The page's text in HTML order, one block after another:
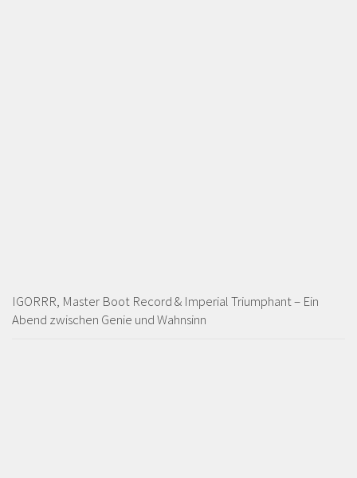
IGORRR, Master Boot Record & Imperial Triumphant – Ein
Abend zwischen Genie und Wahnsinn